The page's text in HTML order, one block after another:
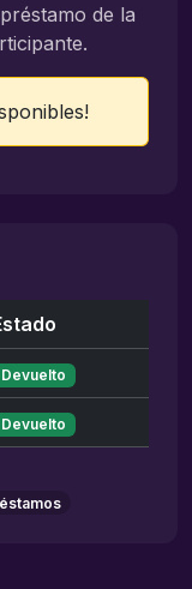
de la
Devuelto
Devuelto